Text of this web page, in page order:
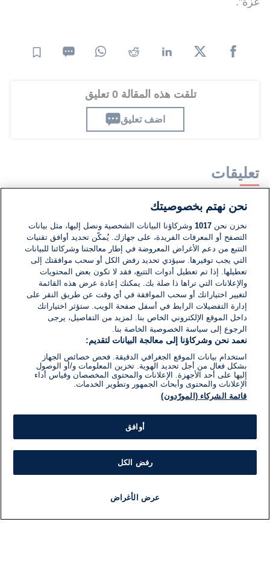
تلقت هذه المقالة 0 تعليق
اضف تعليق
تعليقات
لا توجد تعليقات مكتوبة حتى الآن. كن الأول!
اكتب تعليقًا جديدًا ...
نحن نهتم بخصوصيتك
نخزن نحن1017 وشركاؤنا البيانات الشخصية ونصل إليها، مثل بيانات
التصفح أو المعرفات الفريدة، على جهازك. يُمكّن تحديد أوافق تقنيات
التتبع من دعم الأغراض المعروضة في إطار معالجتنا وشركائنا للبيانات
التي يجب توفيرها. سيؤدي تحديد رفض الكل أو سحب موافقتك إلى
تعطيلها. إذا تم تعطيل أدوات التتبع، فقد لا تكون بعض المحتويات
والإعلانات التي تراها ذا صلة بك. يمكنك إعادة عرض هذه القائمة
لتغيير اختياراتك أو سحب الموافقة في أي وقت عن طريق النقر على
إدارة التفضيلات الرابط في أسفل صفحة الويب. ستؤثر اختياراتك
داخل الموقع الإلكتروني الخاص بنا. لمزيد من التفاصيل، يرجى
الرجوع إلى سياسة الخصوصية الخاصة بنا.
نعمد نحن وشركاؤنا إلى معالجة البيانات لتقديم:
استخدام بيانات الموقع الجغرافي الدقيقة. فحص خصائص الجهاز
بشكل فعال من أجل تحديد الهوية. تخزين المعلومات و/أو الوصول
إليها على أحد الأجهزة. الإعلانات والمحتوى المخصصان وقياس أداء
الإعلانات والمحتوى وأبحاث الجمهور وتطوير الخدمات.
قائمة الشركاء (المورّدون)
أوافق
رفض الكل
عرض الأغراض